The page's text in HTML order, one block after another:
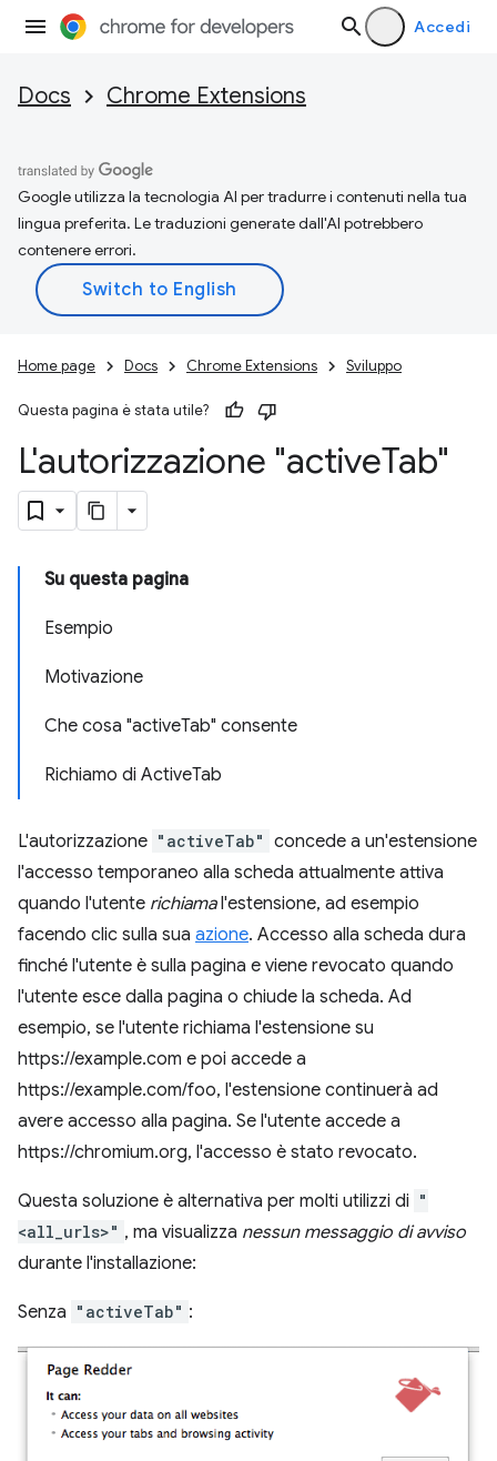
Accedi
Docs Chrome Extensions
Google utilizza la tecnologia AI per tradurre i contenuti nella tua
lingua preferita. Le traduzioni generate dall'AI potrebbero
contenere errori.
Home page Docs Chrome Extensions Sviluppo
Questa pagina è stata utile?
L'autorizzazione "activeTab"
Su questa pagina
Esempio
Motivazione
Che cosa "activeTab" consente
Richiamo di ActiveTab
L'autorizzazione "activeTab" concede a un'estensione
l'accesso temporaneo alla scheda attualmente attiva
quando l'utente richiamal'estensione, ad esempio
facendo clic sulla sua azione. Accesso alla scheda dura
finché l'utente è sulla pagina e viene revocato quando
l'utente esce dalla pagina o chiude la scheda. Ad
esempio, se l'utente richiama l'estensione su
https://example.com e poi accede a
https://example.com/foo, l'estensione continuerà ad
avere accesso alla pagina. Se l'utente accede a
https://chromium.org, l'accesso è stato revocato.
Questa soluzione è alternativa per molti utilizzi di "
<all_urls>" , ma visualizza nessun messaggio di avviso
durante l'installazione:
Senza "activeTab" :